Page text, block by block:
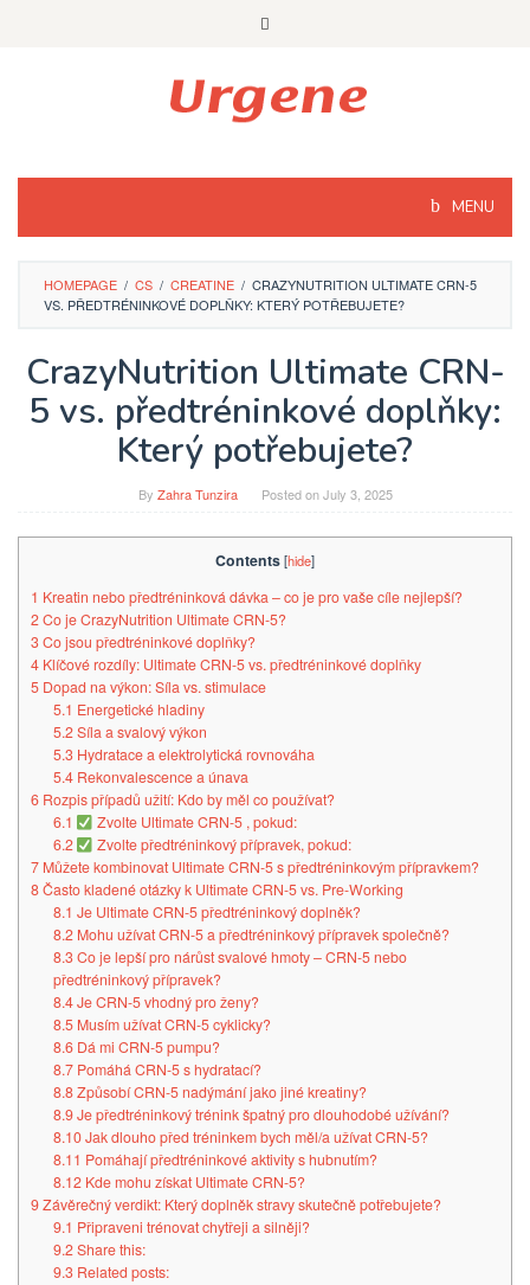
MENU
HOMEPAGE / CS / CREATINE / CRAZYNUTRITION ULTIMATE CRN-5
VS. PŘEDTRÉNINKOVÉ DOPLŇKY: KTERÝ POTŘEBUJETE?
CrazyNutrition Ultimate CRN-
5 vs. předtréninkové doplňky:
Který potřebujete?
By Zahra Tunzira Posted onJuly 3, 2025
Contents[hide]
1 Kreatin nebo předtréninková dávka – co je pro vaše cíle nejlepší?
2Co je CrazyNutrition Ultimate CRN-5?
3Co jsou předtréninkové doplňky?
4 Klíčové rozdíly: Ultimate CRN-5 vs. předtréninkové doplňky
5 Dopad na výkon: Síla vs. stimulace
5.1 Energetické hladiny
5.2Síla a svalový výkon
5.3Hydratace a elektrolytická rovnováha
5.4Rekonvalescence a únava
6 Rozpis případů užití: Kdo by měl co používat?
6.1
Zvolte Ultimate CRN-5 , pokud:
6.2
Zvolte předtréninkový přípravek, pokud:
7 Můžete kombinovat Ultimate CRN-5 s předtréninkovým přípravkem?
8Často kladené otázky k Ultimate CRN-5 vs. Pre-Working
8.1 Je Ultimate CRN-5 předtréninkový doplněk?
8.2Mohu užívat CRN-5 a předtréninkový přípravek společně?
8.3Co je lepší pro nárůst svalové hmoty – CRN-5 nebo
předtréninkový přípravek?
8.4Je CRN-5 vhodný pro ženy?
8.5Musím užívat CRN-5 cyklicky?
8.6Dá mi CRN-5 pumpu?
8.7Pomáhá CRN-5 s hydratací?
8.8Způsobí CRN-5 nadýmání jako jiné kreatiny?
8.9Je předtréninkový trénink špatný pro dlouhodobé užívání?
8.10Jak dlouho před tréninkem bych měl/a užívat CRN-5?
8.11 Pomáhají předtréninkové aktivity s hubnutím?
8.12Kde mohu získat Ultimate CRN-5?
9Závěrečný verdikt: Který doplněk stravy skutečně potřebujete?
9.1 Připraveni trénovat chytřeji a silněji?
9.2Share this:
9.3Related posts: